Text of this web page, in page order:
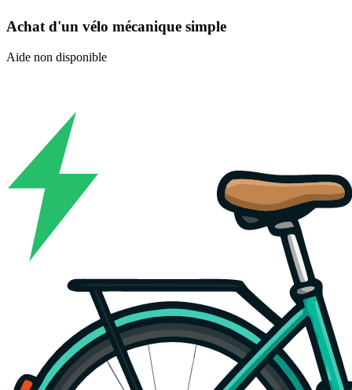
Achat d'un vélo mécanique simple
Aide non disponible